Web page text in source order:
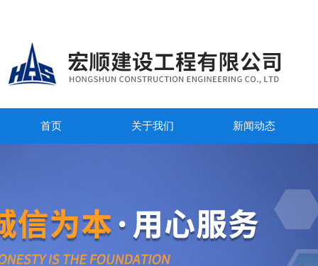
首页 关于我们 新闻动态